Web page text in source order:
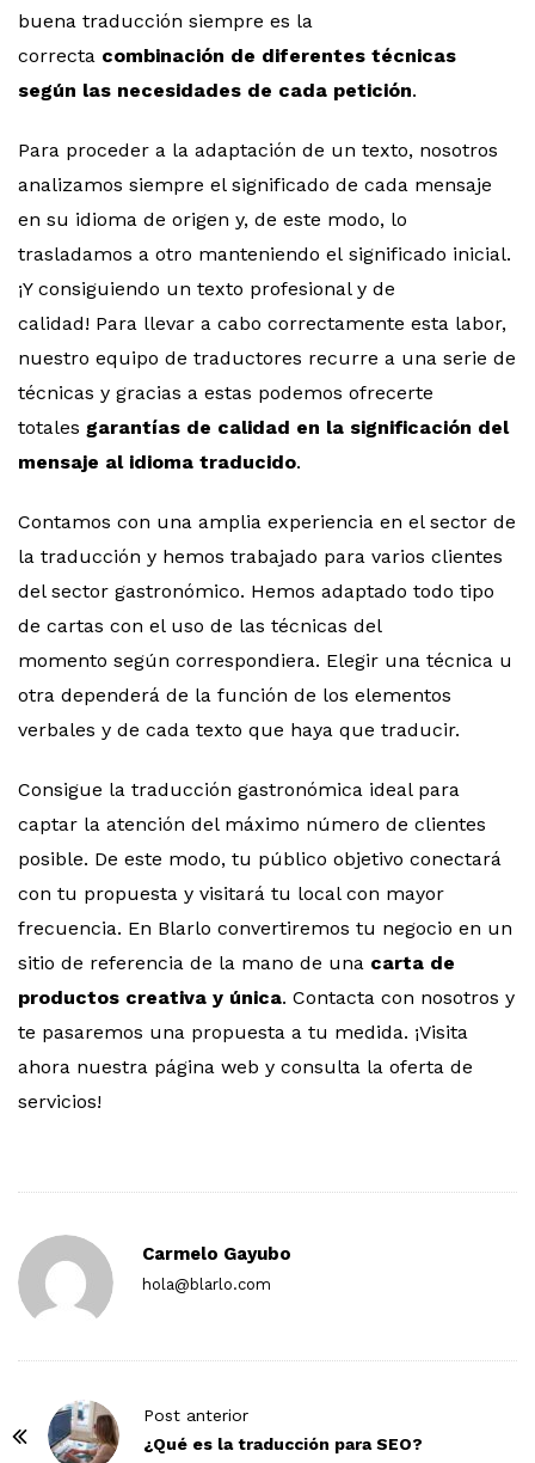
buena traducción siempre es la
correcta combinación de diferentes técnicas
según las necesidades de cada petición.
Para proceder a la adaptación de un texto, nosotros
analizamos siempre el significado de cada mensaje
en su idioma de origen y, de este modo, lo
trasladamos a otro manteniendo el significado inicial.
¡Y consiguiendo un texto profesional y de
calidad! Para llevar a cabo correctamente esta labor,
nuestro equipo de traductores recurre a una serie de
técnicas y gracias a estas podemos ofrecerte
totales garantías de calidad en la significación del
mensaje al idioma traducido.
Contamos con una amplia experiencia en el sector de
la traducción y hemos trabajado para varios clientes
del sector gastronómico. Hemos adaptado todo tipo
de cartas con el uso de las técnicas del
momento según correspondiera. Elegir una técnica u
otra dependerá de la función de los elementos
verbales y de cada texto que haya que traducir.
Consigue la traducción gastronómica ideal para
captar la atención del máximo número de clientes
posible. De este modo, tu público objetivo conectará
con tu propuesta y visitará tu local con mayor
frecuencia. En Blarlo convertiremos tu negocio en un
sitio de referencia de la mano de una carta de
productos creativa y única. Contacta con nosotros y
te pasaremos una propuesta a tu medida. ¡Visita
ahora nuestra página web y consulta la oferta de
servicios!
Carmelo Gayubo
hola@blarlo.com
Post anterior
¿Qué es la traducción para SEO?